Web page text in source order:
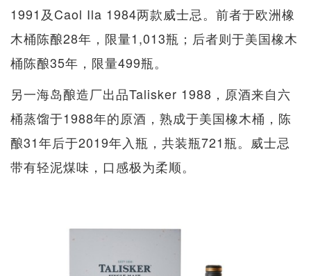
1991及Caol Ila 1984两款威士忌。前者于欧洲橡
木桶陈酿28年，限量1,013瓶；后者则于美国橡木
桶陈酿35年，限量499瓶。
另一海岛酿造厂出品Talisker 1988，原酒来自六
桶蒸馏于1988年的原酒，熟成于美国橡木桶，陈
酿31年后于2019年入瓶，共装瓶721瓶。威士忌
带有轻泥煤味，口感极为柔顺。